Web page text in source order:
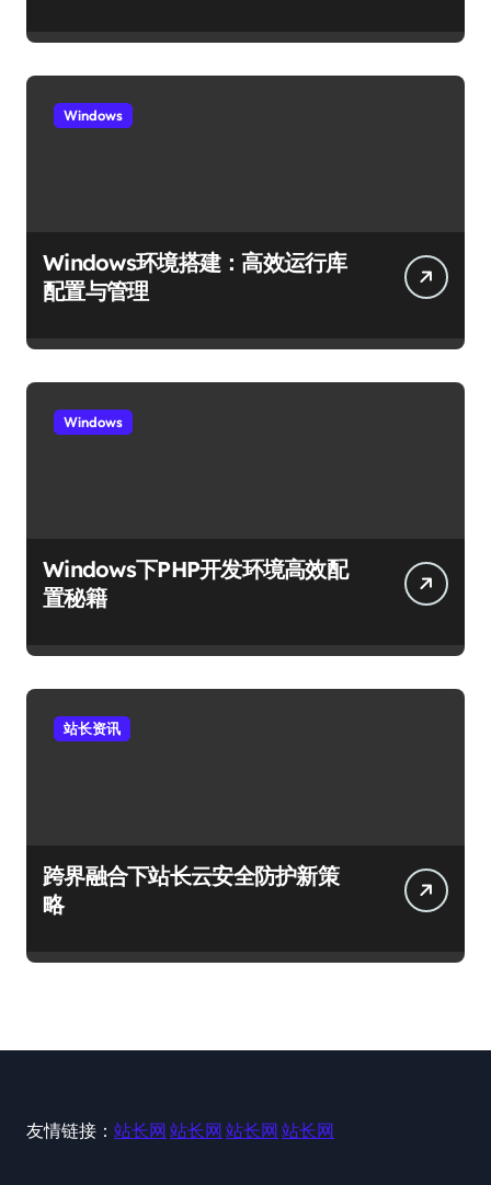
Windows
Windows环境搭建：高效运行库
配置与管理
Windows
Windows下PHP开发环境高效配
置秘籍
站长资讯
跨界融合下站长云安全防护新策
略
友情链接： 站长网 站长网 站长网 站长网